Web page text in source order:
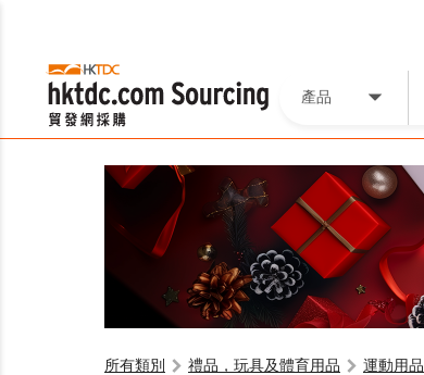
產品
所有類別 禮品，玩具及體育用品 運動用品